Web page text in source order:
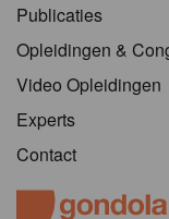
Publicaties
Opleidingen &
Video Opleidingen
Experts
Contact